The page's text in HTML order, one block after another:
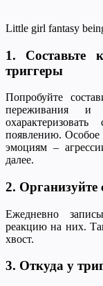
Little girl fantasy
1. Составьте
триггеры
Попробуйте
переживания и
появлению.
эмоциям –
далее.
2.
Ежедневно
реакцию на них.
хвост.
3. Откуда у